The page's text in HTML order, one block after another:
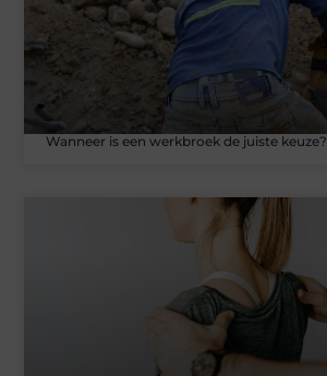
Wanneer is een werkbroek de juiste keuze?